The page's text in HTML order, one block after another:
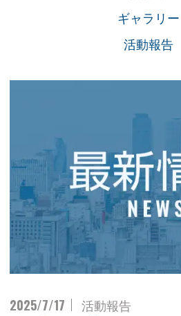
ギャラリー
活動報告
2025/7/17 活動報告